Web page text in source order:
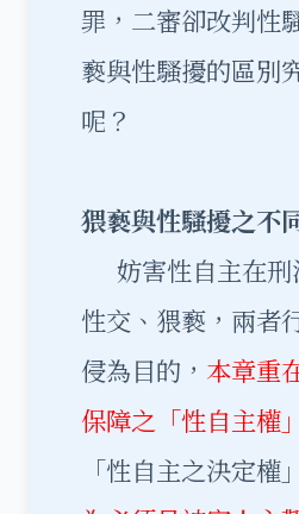
罪，二審卻改判性
褻與性騷擾的區別
呢？
猥褻與性騷擾之不
妨害性自主在刑
性交、猥褻，兩者
侵為目的， 本章重
保障之「性自主權」
「性自主之決定權